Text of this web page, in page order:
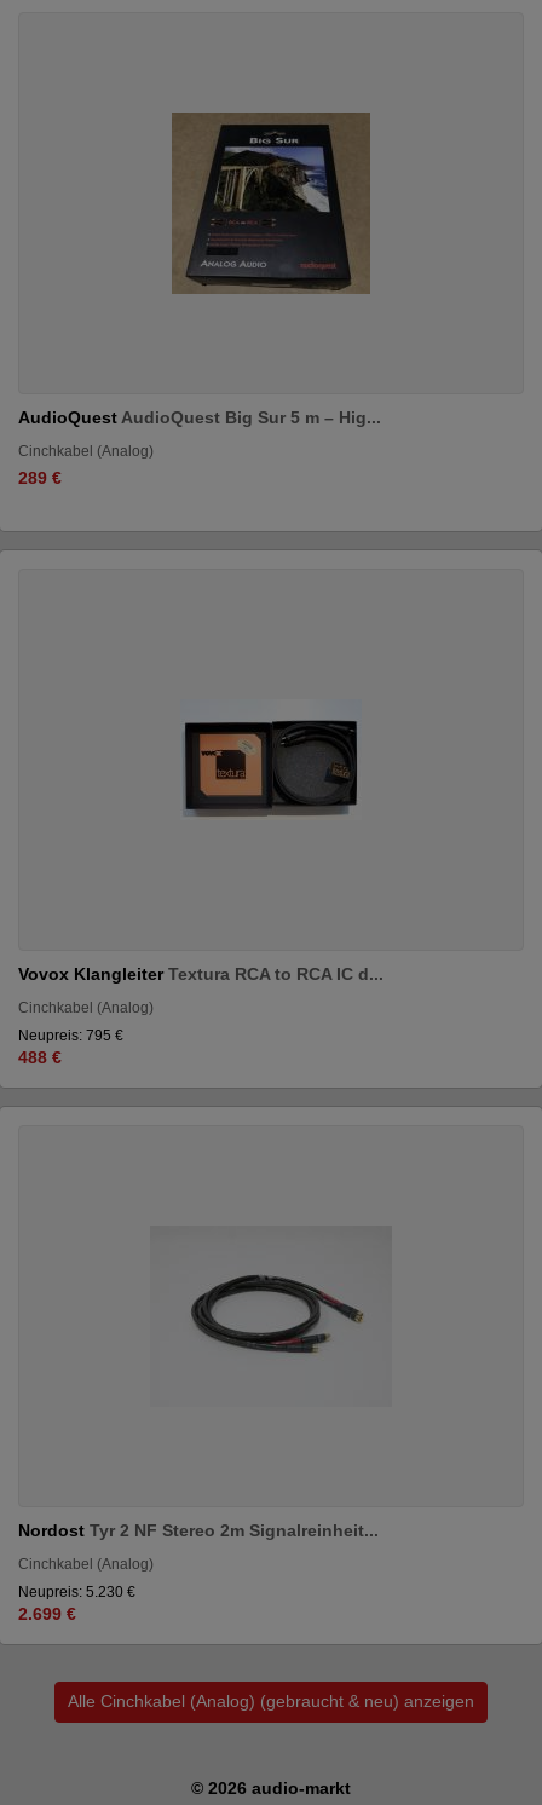
AudioQuest AudioQuest Big Sur 5 m – Hig...
Cinchkabel (Analog)
289 €
Vovox KlangleiterTextura RCA to RCA IC d...
Cinchkabel (Analog)
Neupreis: 795 €
488 €
Nordost Tyr 2 NF Stereo 2m Signalreinheit...
Cinchkabel (Analog)
Neupreis: 5.230 €
2.699 €
Alle Cinchkabel (Analog) (gebraucht & neu) anzeigen
© 2026 audio-markt